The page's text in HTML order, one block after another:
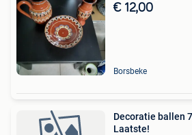
€ 12,00
Borsbeke
Decoratie ballen
Laatste!